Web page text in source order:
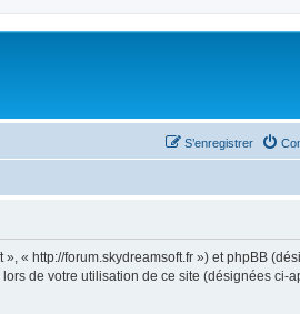
S’enregistrer
« http://forum.skydreamsoft.fr ») et phpBB
de votre utilisation de ce site (désignées ci-